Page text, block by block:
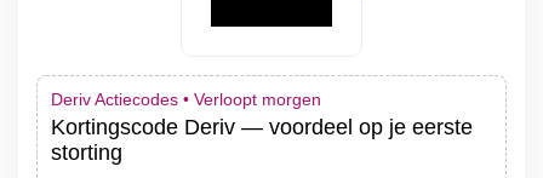
Deriv Actiecodes • Verloopt morgen
Kortingscode Deriv — voordeel op je eerste
storting